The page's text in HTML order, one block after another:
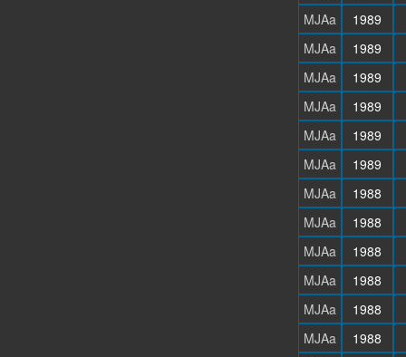
MJAa
1989
MJAa
1989
MJAa
1989
MJAa
1989
MJAa
1989
MJAa
1989
MJAa
1988
MJAa
1988
MJAa
1988
MJAa
1988
MJAa
1988
MJAa
1988